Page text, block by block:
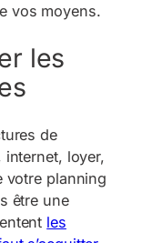
vos moyens.
les
de
internet, loyer,
votre planning
être une
les